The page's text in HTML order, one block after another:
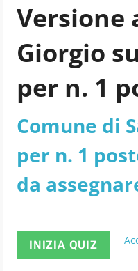
Versione
Giorgio
per n. 1
Comune di
per n. 1
da
INIZIA QUIZ